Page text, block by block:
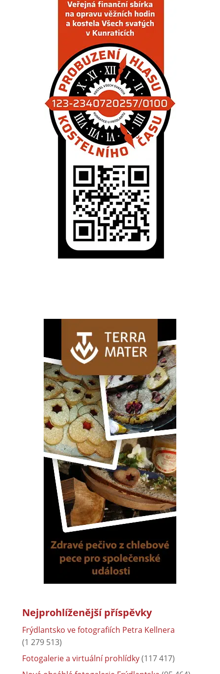
Nejprohlíženější příspěvky
Frýdlantsko ve fotografiích Petra Kellnera
(1 279 513)
Fotogalerie a virtuální prohlídky(117 417)